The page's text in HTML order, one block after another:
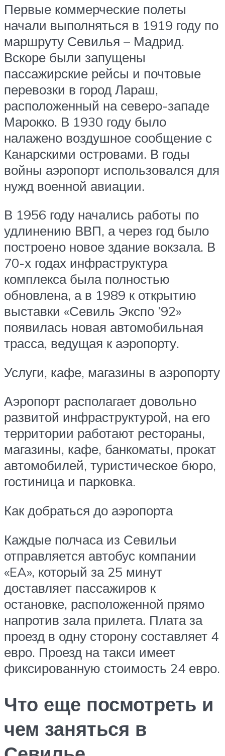
Первые коммерческие полеты
начали выполняться в 1919 году по
маршруту Севилья – Мадрид.
Вскоре были запущены
пассажирские рейсы и почтовые
перевозки в город Лараш,
расположенный на северо-западе
Марокко. В 1930 году было
налажено воздушное сообщение с
Канарскими островами. В годы
войны аэропорт использовался для
нужд военной авиации.
В 1956 году начались работы по
удлинению ВВП, а через год было
построено новое здание вокзала. В
70-х годах инфраструктура
комплекса была полностью
обновлена, а в 1989 к открытию
выставки «Севиль Экспо ’92»
появилась новая автомобильная
трасса, ведущая к аэропорту.
Услуги, кафе, магазины в аэропорту
Аэропорт располагает довольно
развитой инфраструктурой, на его
территории работают рестораны,
магазины, кафе, банкоматы, прокат
автомобилей, туристическое бюро,
гостиница и парковка.
Как добраться до аэропорта
Каждые полчаса из Севильи
отправляется автобус компании
«EA», который за 25 минут
доставляет пассажиров к
остановке, расположенной прямо
напротив зала прилета. Плата за
проезд в одну сторону составляет 4
евро. Проезд на такси имеет
фиксированную стоимость 24 евро.
Что еще посмотреть и
чем заняться в